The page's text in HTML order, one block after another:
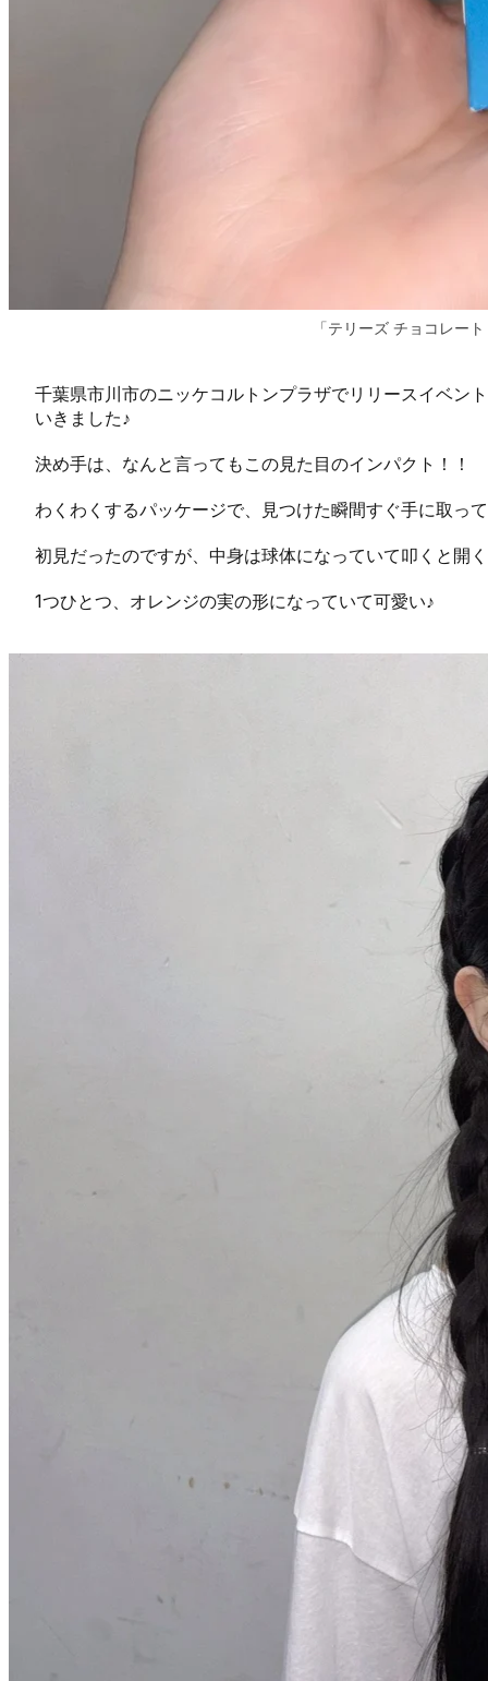
「テリーズ チョコレー
千葉県市川市のニッケコルトンプラザでリリースイベン
いきました♪
決め手は、なんと言ってもこの見た目のインパクト！！
わくわくするパッケージで、見つけた瞬間すぐ手に取っ
初見だったのですが、中身は球体になっていて叩くと開
1つひとつ、オレンジの実の形になっていて可愛い♪